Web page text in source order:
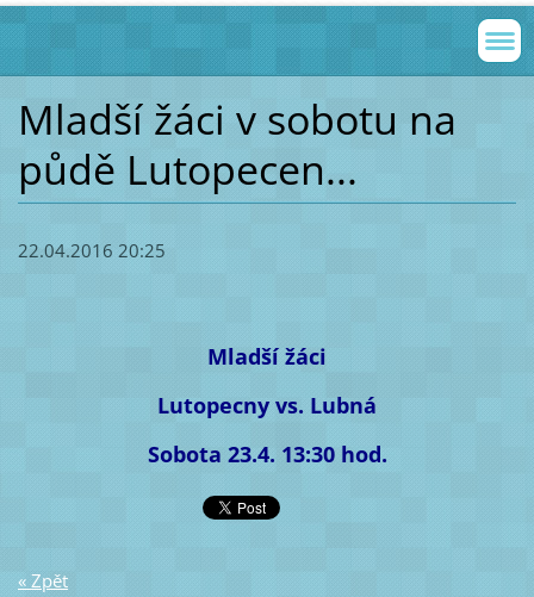
Mladší žáci v sobotu na
půdě Lutopecen...
22.04.2016 20:25
Mladší žáci
Lutopecny vs. Lubná
Sobota 23.4. 13:30 hod.
« Zpět